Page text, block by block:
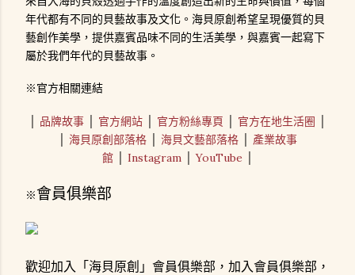
年代都有不同的貝藝故事及文化。海貝原創希望呈現優質的貝
藝創作美學，提供嘉賓品味不同的生活美學，與嘉賓一起寫下
屬於我們年代的貝藝故事。
※官方相關連結
品牌故事 官方網站 官方粉絲專頁 官方在地生活圈
海貝原創部落格 海貝文藝部落格
產業故事
館│ Instagram│YouTube
※會員俱樂部
歡迎加入「海貝原創」會員俱樂部，加入會員俱樂部，